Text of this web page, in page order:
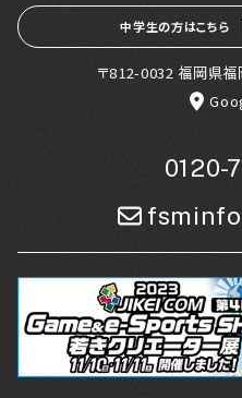
中学生の方はこちら
〒812-0032 福岡県
0120-